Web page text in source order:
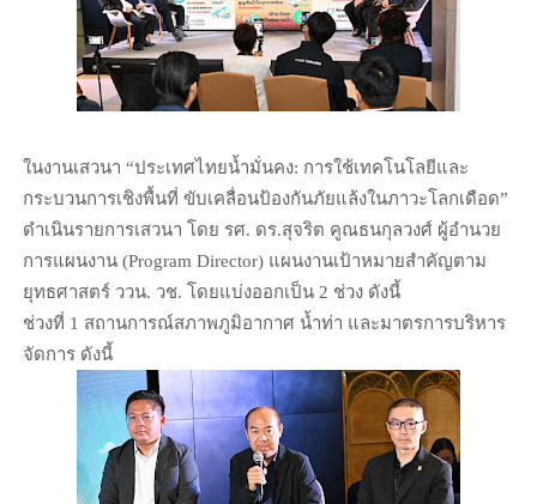
ในงานเสวนา “ประเทศไทยน้ำมั่นคง: การใช้เทคโนโลยีและ
กระบวนการเชิงพื้นที่ ขับเคลื่อนป้องกันภัยแล้งในภาวะโลกเดือด”
ดำเนินรายการเสวนา โดย รศ. ดร.สุจริต คูณธนกุลวงศ์ ผู้อำนวย
การแผนงาน (Program Director) แผนงานเป้าหมายสำคัญตาม
ยุทธศาสตร์ ววน. วช. โดยแบ่งออกเป็น 2 ช่วง ดังนี้
ช่วงที่ 1 สถานการณ์สภาพภูมิอากาศ น้ำท่า และมาตรการบริหาร
จัดการ ดังนี้